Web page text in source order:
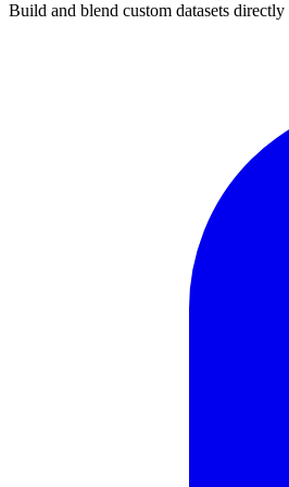
Build and blend custom datasets